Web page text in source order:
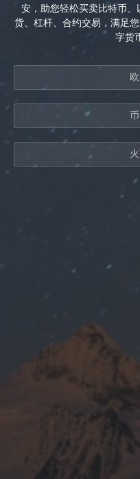
安，助您轻松买卖比特币
货、杠杆、合约交易，满足
字货